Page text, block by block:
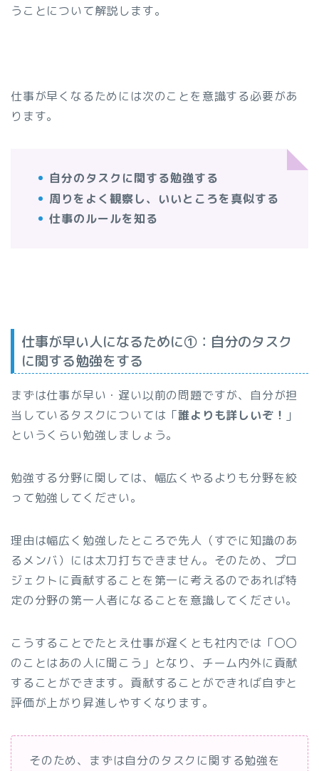
うことについて解説します。
仕事が早くなるためには次のことを意識する必要があ
ります。
自分のタスクに関する勉強する
周りをよく観察し、いいところを真似する
仕事のルールを知る
仕事が早い人になるために①：自分のタスク
に関する勉強をする
まずは仕事が早い・遅い以前の問題ですが、自分が担
当しているタスクについては「誰よりも詳しいぞ！ 」
というくらい勉強しましょう。
勉強する分野に関しては、幅広くやるよりも分野を絞
って勉強してください。
理由は幅広く勉強したところで先人（すでに知識のあ
るメンバ）には太刀打ちできません。そのため、プロ
ジェクトに貢献することを第一に考えるのであれば特
定の分野の第一人者になることを意識してください。
こうすることでたとえ仕事が遅くとも社内では「〇〇
のことはあの人に聞こう」となり、チーム内外に貢献
することができます。貢献することができれば自ずと
評価が上がり昇進しやすくなります。
そのため、まずは自分のタスクに関する勉強を